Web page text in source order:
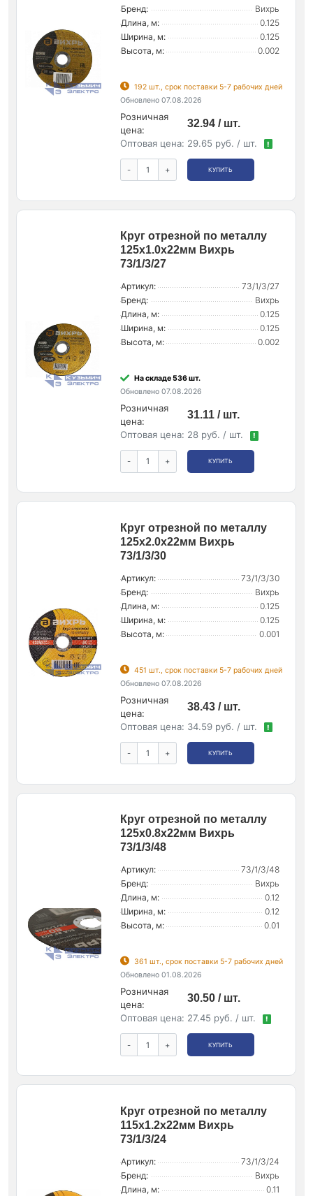
Бренд:
Вихрь
Длина, м:
0.125
Ширина, м:
0.125
Высота, м:
0.002
192 шт., срок поставки 5-7 рабочих дней
Обновлено 07.08.2026
Розничная
цена:
32.94 / шт.
Оптовая цена: 29.65 руб. / шт. !
- + КУПИТЬ
Круг отрезной по металлу
125х1.0х22мм Вихрь
73/1/3/27
Артикул:
73/1/3/27
Бренд:
Вихрь
Длина, м:
0.125
Ширина, м:
0.125
Высота, м:
0.002
На складе 536 шт.
Обновлено 07.08.2026
Розничная
цена:
31.11 / шт.
Оптовая цена: 28 руб. / шт. !
- + КУПИТЬ
Круг отрезной по металлу
125х2.0х22мм Вихрь
73/1/3/30
Артикул:
73/1/3/30
Бренд:
Вихрь
Длина, м:
0.125
Ширина, м:
0.125
Высота, м:
0.001
451 шт., срок поставки 5-7 рабочих дней
Обновлено 07.08.2026
Розничная
цена:
38.43 / шт.
Оптовая цена: 34.59 руб. / шт. !
- + КУПИТЬ
Круг отрезной по металлу
125х0.8х22мм Вихрь
73/1/3/48
Артикул:
73/1/3/48
Бренд:
Вихрь
Длина, м:
0.12
Ширина, м:
0.12
Высота, м:
0.01
361 шт., срок поставки 5-7 рабочих дней
Обновлено 01.08.2026
Розничная
цена:
30.50 / шт.
Оптовая цена: 27.45 руб. / шт. !
- + КУПИТЬ
Круг отрезной по металлу
115х1.2х22мм Вихрь
73/1/3/24
Артикул:
73/1/3/24
Бренд:
Вихрь
Длина, м:
0.11